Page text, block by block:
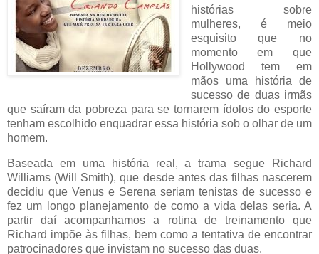
histórias sobre
mulheres, é meio
esquisito que no
momento em que
Hollywood tem em
mãos uma história de
sucesso de duas irmãs
que saíram da pobreza para se tornarem ídolos do esporte
tenham escolhido enquadrar essa história sob o olhar de um
homem.
Baseada em uma história real, a trama segue Richard
Williams (Will Smith), que desde antes das filhas nascerem
decidiu que Venus e Serena seriam tenistas de sucesso e
fez um longo planejamento de como a vida delas seria. A
partir daí acompanhamos a rotina de treinamento que
Richard impõe às filhas, bem como a tentativa de encontrar
patrocinadores que invistam no sucesso das duas.